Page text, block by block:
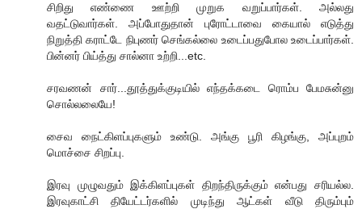
சிறிது எண்ணை ஊற்றி முறுக வறுப்பார்கள். அல்லது
வதட்டுவார்கள். அப்போதுதான் புரோட்டாவை கையால் எடுத்து
நிறுத்தி கராட்டே நிபுணர் செங்கல்லை உடைப்பதுபோல உடைப்பார்கள்.
பின்னர் பிய்த்து சால்னா உற்றி...etc.
சரவணன் சார்...தூத்துக்குடியில் எந்தக்கடை ரொம்ப பேமசுன்னு
சொல்லலையே!
சைவ நைட்கிளப்புகளும் உண்டு. அங்கு பூரி கிழங்கு, அப்புறம்
மொச்சை சிறப்பு.
இரவு முழுவதும் இக்கிளப்புகள் திறந்திருக்கும் என்பது சரியல்ல.
இரவுகாட்சி தியேட்டர்களில் முடிந்து ஆட்கள் வீடு திரும்பும்